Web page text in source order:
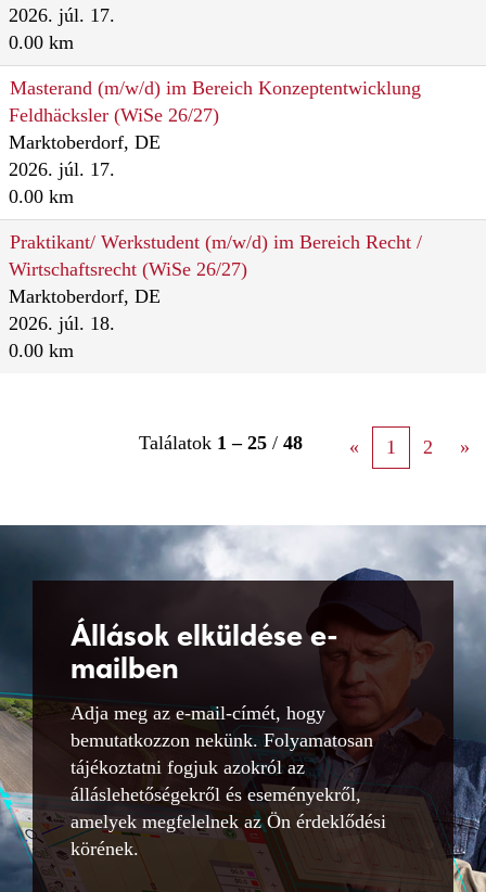
2026. júl. 17.
0.00 km
Masterand (m/w/d) im Bereich Konzeptentwicklung
Feldhäcksler (WiSe 26/27)
Marktoberdorf, DE
2026. júl. 17.
0.00 km
Praktikant/ Werkstudent (m/w/d) im Bereich Recht /
Wirtschaftsrecht (WiSe 26/27)
Marktoberdorf, DE
2026. júl. 18.
0.00 km
Találatok 1 – 25 / 48 « 1 2 »
Állások elküldése e-
mailben
Adja meg az e-mail-címét, hogy
bemutatkozzon nekünk. Folyamatosan
tájékoztatni fogjuk azokról az
álláslehetőségekről és eseményekről,
amelyek megfelelnek az Ön érdeklődési
körének.